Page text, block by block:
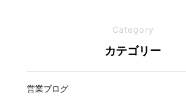
Category
カテゴリー
営業ブログ